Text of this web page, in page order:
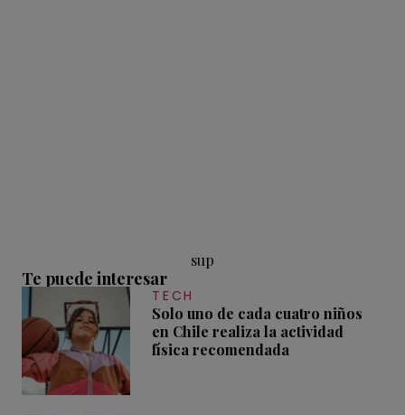
sup
Te puede interesar
TECH
Solo uno de cada cuatro niños
en Chile realiza la actividad
física recomendada